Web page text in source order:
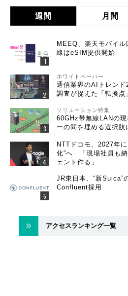
週間 月間
MEEQ、楽天モバイ
線はeSIM提供開始
ホワイトペーパー
通信業界のAIトレン
調査が捉えた「転換点
ソリューション特集
60GHz帯無線LANの
ーの間を埋める選択肢
NTTドコモ、2027年
化”へ 「現場社員も
ェント作る」
JR東日本、“新Suica”
Confluent採用
アクセスランキング一覧